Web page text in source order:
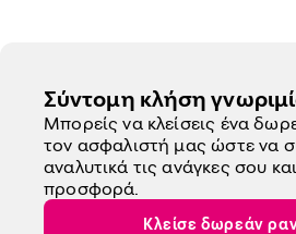
Σύντομη κλήση
Μπορείς να κλείσεις ένα
τον ασφαλιστή μας ώστε να
αναλυτικά τις ανάγκες σου
προσφορά.
Κλείσε δωρεάν